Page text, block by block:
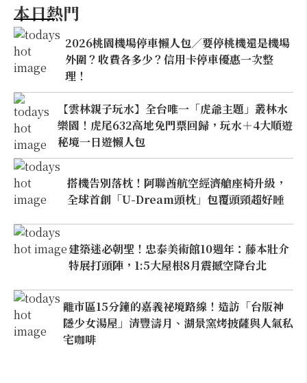
本日熱門
2026桃園機場停車懶人包／要停桃機還是機場
外圍？收費各多少？信用卡停車優惠一次整
理！
【雲林親子玩水】全台唯一「虎爺主題」叢林水
樂園！虎尾632高地免門票回歸，玩水＋4大順遊
秘境一日遊懶人包
搭機告別落枕！阿聯酋航空經濟艙座椅升級，
全球首創「U-Dream頭枕」包覆頭頸超好睡
建築迷必朝聖！忠泰美術館10週年：藤本壯介
特展打頭陣，1:5大屋根8月震撼空降台北
離市區15分鐘的嘉義祕境路線！造訪「台版神
隱少女湯屋」清豐濤月、湖景窯烤披薩與人氣私
宅咖啡